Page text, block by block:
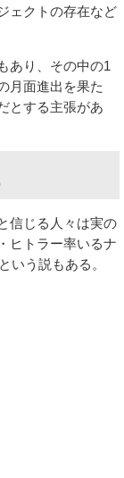
ェクトの存在など
あり、その中の1
月面進出を果た
とする主張があ